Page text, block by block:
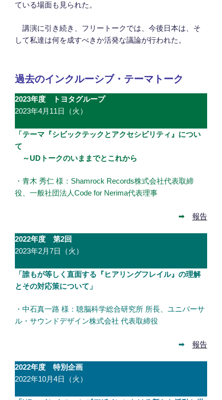
ている場面も見られた。
講演に引き続き、フリートークでは、今後日本は、そ
して私達は何を成すべきか活発な議論が行われた。
過去のインクルーシブ・テーマトーク
2023年度 トヨタグループ
2023年4月11日（火）
「テーマ『シビックテックとアクセシビリティ』につい
て
～UDトークのいままでとこれから
・青木 秀仁 様：Shamrock Records株式会社代表取締
役、一般社団法人Code for Nerima代表理事
➡ 報告
2022年度 第2回
2023年2月7日（火）
「誰もが等しく直面する『ヒアリングフレイル』の理解
とその対応策について」
・中石真一路 様：聴脳科学総合研究所 所長、ユニバーサ
ル・サウンドデザイン株式会社 代表取締役
➡ 報告
2022年度 特別企画
2022年10月4日（火）